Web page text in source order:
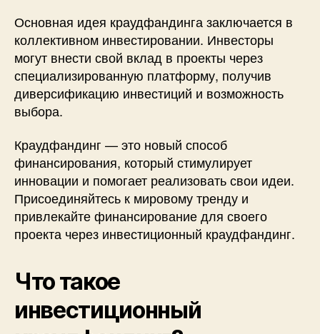
Основная идея краудфандинга заключается в
коллективном инвестировании. Инвесторы
могут внести свой вклад в проекты через
специализированную платформу, получив
диверсификацию инвестиций и возможность
выбора.
Краудфандинг — это новый способ
финансирования, который стимулирует
инновации и помогает реализовать свои идеи.
Присоединяйтесь к мировому тренду и
привлекайте финансирование для своего
проекта через инвестиционный краудфандинг.
Что такое
инвестиционный